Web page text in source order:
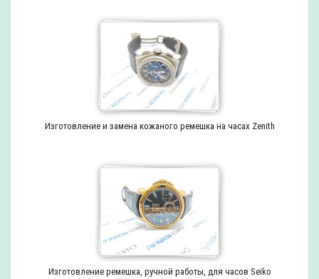
Изготовление и замена кожаного ремешка на часах Zenith
Изготовление ремешка, ручной работы, для часов Seiko